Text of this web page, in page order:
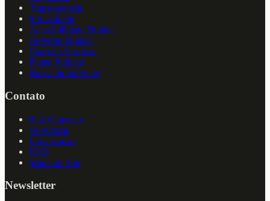
Transparencia
Privacidade
Acessibilidade Digital
Governo Digital
Carta de Servicos
Painel Publico
Busca de Servicos
Contato
Fale Conosco
Ouvidoria
Localizacao
FAQ
Mapa do Site
Newsletter